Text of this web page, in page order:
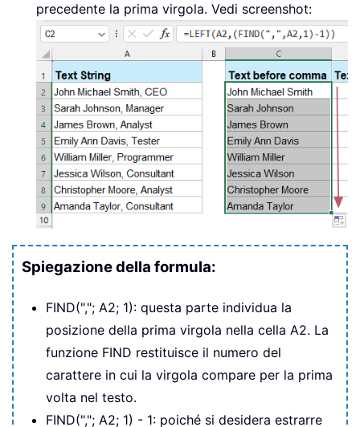
precedente la prima virgola. Vedi screenshot:
Spiegazione della formula:
FIND(","; A2; 1): questa parte individua la
posizione della prima virgola nella cella A2. La
funzione FIND restituisce il numero del
carattere in cui la virgola compare per la prima
volta nel testo.
FIND(","; A2; 1) - 1: poiché si desidera estrarre